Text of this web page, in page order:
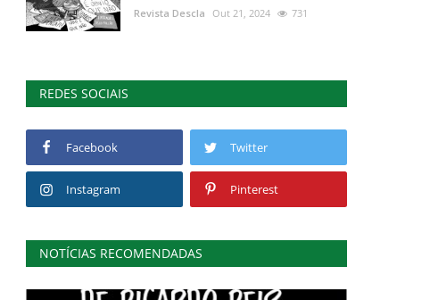
Revista Descla Out 21, 2024 731
REDES SOCIAIS
Facebook Twitter
Instagram Pinterest
NOTÍCIAS RECOMENDADAS